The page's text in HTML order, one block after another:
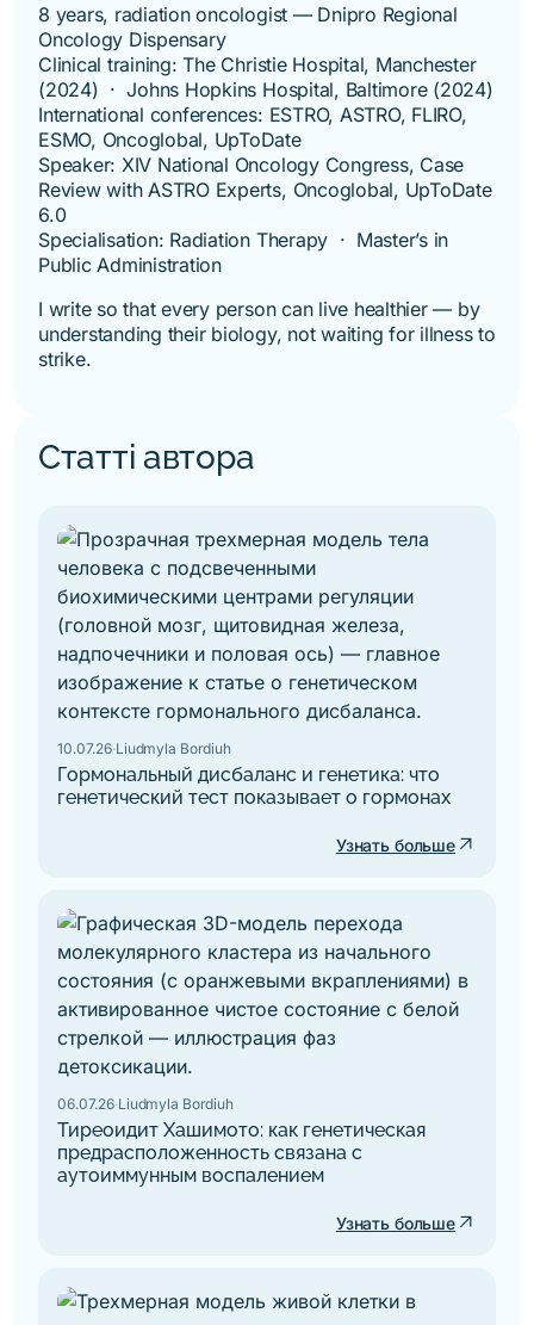
8 years, radiation oncologist — Dnipro Regional
Oncology Dispensary
Clinical training: The Christie Hospital, Manchester
(2024) · Johns Hopkins Hospital, Baltimore (2024)
International conferences: ESTRO, ASTRO, FLIRO,
ESMO, Oncoglobal, UpToDate
Speaker: XIV National Oncology Congress, Case
Review with ASTRO Experts, Oncoglobal, UpToDate
6.0
Specialisation: Radiation Therapy · Master’s in
Public Administration
I write so that every person can live healthier — by
understanding their biology, not waiting for illness to
strike.
Статті автора
10.07.26·Liudmyla Bordiuh
Гормональный дисбаланс и генетика: что
генетический тест показывает о гормонах
Узнать больше arrow_outward
06.07.26·Liudmyla Bordiuh
Тиреоидит Хашимото: как генетическая
предрасположенность связана с
аутоиммунным воспалением
Узнать больше arrow_outward